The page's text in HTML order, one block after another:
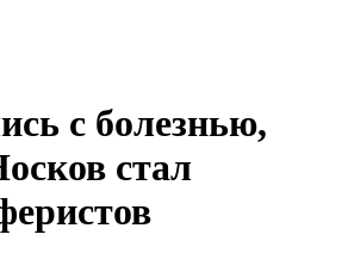
с болезнью,
стал